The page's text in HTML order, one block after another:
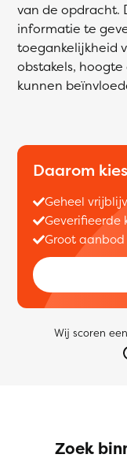
van de opdracht.
informatie te
toegankelijkheid
obstakels,
kunnen
Daarom
Geheel
Geverifieerde
Groot aanbod
Wij scoren een
Zoek